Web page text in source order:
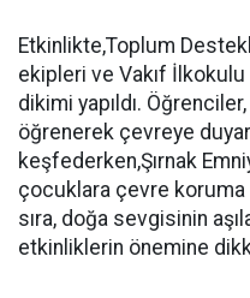
Etkinlikte,Toplum
ekipleri ve Vakıf
dikimi yapıldı.
öğrenerek çevreye
keşfederken,Şırnak
çocuklara çevre koruma
sıra, doğa sevgisinin
etkinliklerin önemine